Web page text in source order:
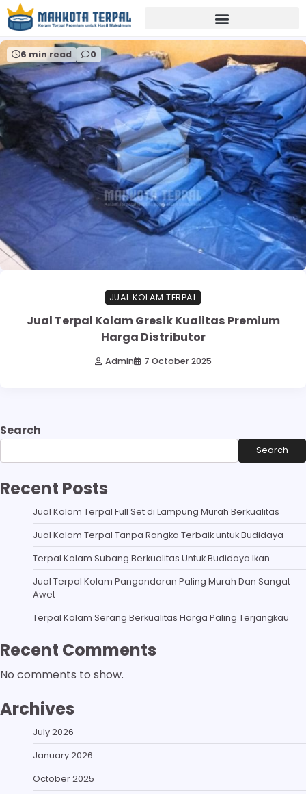
Home jual terpal kolam gresik
6 min read 0
JUAL KOLAM TERPAL
Jual Terpal Kolam Gresik Kualitas Premium
Harga Distributor
Admin 7 October 2025
Search
Search
Recent Posts
Jual Kolam Terpal Full Set di Lampung Murah Berkualitas
Jual Kolam Terpal Tanpa Rangka Terbaik untuk Budidaya
Terpal Kolam Subang Berkualitas Untuk Budidaya Ikan
Jual Terpal Kolam Pangandaran Paling Murah Dan Sangat
Awet
Terpal Kolam Serang Berkualitas Harga Paling Terjangkau
Recent Comments
No comments to show.
Archives
July 2026
January 2026
October 2025